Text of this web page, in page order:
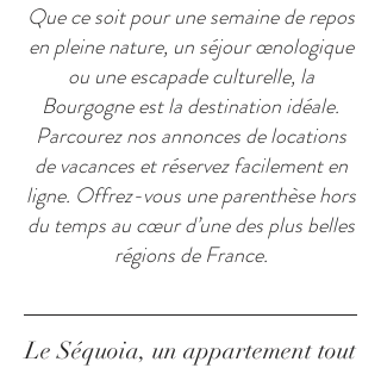
Que ce soit pour une semaine de repos
en pleine nature, un séjour œnologique
ou une escapade culturelle, la
Bourgogne est la destination idéale.
Parcourez nos annonces de locations
de vacances et réservez facilement en
ligne. Offrez-vous une parenthèse hors
du temps au cœur d’une des plus belles
régions de France.
Le Séquoia, un appartement tout